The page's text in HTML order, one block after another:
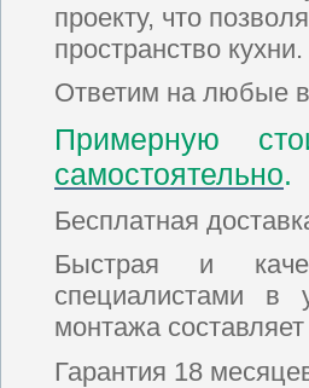
проекту, что
пространство кухни.
Ответим на любые
Примерную
самостоятельно.
Бесплатная
Быстрая и
специалистами
монтажа
Гарантия 18